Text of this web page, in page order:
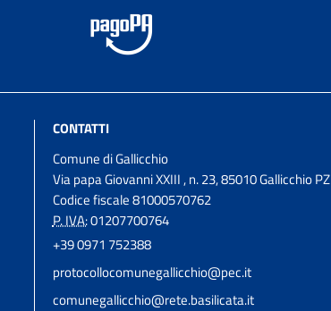
CONTATTI
Comune di Gallicchio
Via papa Giovanni XXIII , n. 23, 85010 Gallicchio PZ
Codice fiscale 81000570762
P. IVA:01207700764
+39 0971 752388
protocollocomunegallicchio@pec.it
comunegallicchio@rete.basilicata.it